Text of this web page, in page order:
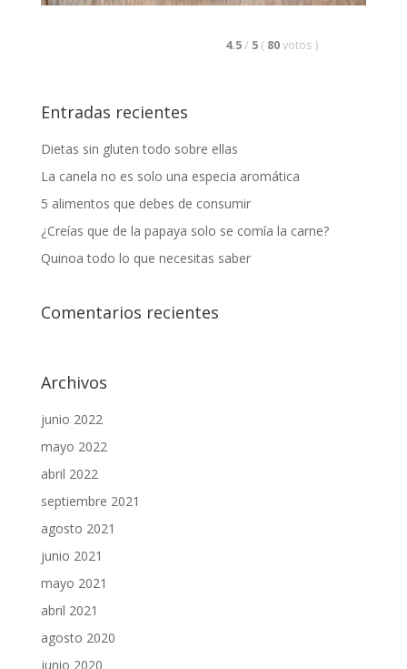
4.5/ 5 ( 80votos )
Entradas recientes
Dietas sin gluten todo sobre ellas
La canela no es solo una especia aromática
5 alimentos que debes de consumir
¿Creías que de la papaya solo se comía la carne?
Quinoa todo lo que necesitas saber
Comentarios recientes
Archivos
junio 2022
mayo 2022
abril 2022
septiembre 2021
agosto 2021
junio 2021
mayo 2021
abril 2021
agosto 2020
junio 2020